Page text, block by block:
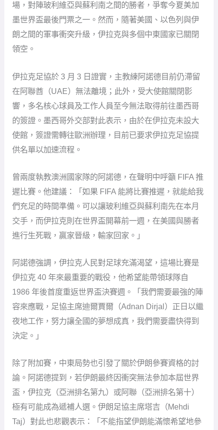
場，對陣玻利維亞與蘇利南之間的勝者，爭奪今夏美加
墨世界盃最後門票之一。然而，隨著美國、以色列與伊
朗之間的軍事衝突升級，伊拉克與多個中東國家已關閉
領空。
伊拉克足協於 3 月 3 日證實，主教練阿諾德目前仍滯留
在阿聯酋（UAE）無法離境；此外，受大使館關閉影
響，多名核心球員及工作人員至今無法取得前往墨西哥
的簽證。墨西哥外交部對此表示，由於在伊拉克未設大
使館，簽證需轉往歐洲辦理，目前已要求伊拉克足協提
供名單以加速流程。
曾兩度執教澳洲國家隊的阿諾德，在聲明中呼籲 FIFA 推
遲比賽。他建議：「如果 FIFA 能將比賽推遲，就能給我
們充足的時間準備。可以讓玻利維亞與蘇利南先在本月
交手，而伊拉克則在世界盃開幕前一週，在美國與勝者
進行生死戰，贏家晉級，輸家回家。」
阿諾德強調，伊拉克人民對足球充滿渴望，這場比賽是
伊拉克 40 年來最重要的戰役，他希望能帶領球隊自
1986 年後首度重返世界盃決賽週。「我們需要最強的陣
容來應戰，足協主席迪爾賈爾（Adnan Dirjal）正日以繼
夜地工作，努力讓全國的夢想成真，我們需要盡快得到
決定。」
除了附加賽，中東局勢也引發了關於伊朗參賽資格的討
論。阿諾德提到，若伊朗最終因衝突無法參加本屆世界
盃，伊拉克（亞洲排名第九）或阿聯（亞洲排名第十）
極有可能成為遞補人選。伊朗足協主席塔吉（Mehdi
Taj）對此也悲觀表示：「不能指望伊朗能滿懷希望地參